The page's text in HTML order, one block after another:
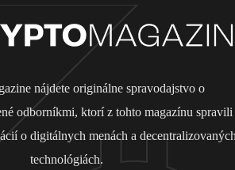
nájdete originálne spravodajstvo o
odborníkmi, ktorí z tohto magazínu spravili
o digitálnych menách a
technológiách.